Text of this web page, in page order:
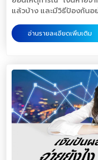
หมุนเวียน ประมาณ 1-1.5 ล้านล้านบาท นี่
ประเทศไทย ที่ต้องมีการพัฒนา ก้าวสู่ “การมี
ที่เท่าเทียม” โดยในงานเปิดตัวแพลตฟอร์มเทรดหุ้นไร้ค่า
ธรรมเนียม โดยบริษัทหลัก
ได้เชิญนักวิชาการและนัก
พัฒนาเส้นทางการลงทุน
ต้องได้รับการปลูกฝังปัญ
ของการออม และความรู้ด้านความเสี่ยงจากการลงทุน ขณะที่ฝั่ง
ภาคธุรกิจ ต้องมีผลิตภัณ
product) ทั้งผลตอบแท
ประเทศ อีกทั้ง ต้องมีผลิตภัณฑ์การออมแบบคุ้มค่ากับเงินที่จ่าย
(Value for Money) ฝั่งตัวกลาง มี 2 ประเภท คือ 1. ตัวกลาง
ประเภท transaction เน้นค่าฟีถูก หรือไม่มีค่าฟี
แล้วบ้าง และมีวิธีป้องกันอย่างไร แก๊งคอลเซ็นเ
เทคโนโลยี มาจนถึงวันนี้ที่เทคโนโลยีก้าวหน้าขึ้นอย่างมาก ยิ่งใน
ช่วงหลายเดือนที่ผ่านมา วิ
ไปด้วย แม้ว่าทุกภาคส่วนจะพยายามช่วยเหลือให้ความรู้ เพื่อรู้ทัน
กลโกงมากขึ้น แต่ในทุก ๆ วัน ยังมีผู้เสียหายจากการหลอกลวง
ของแก๊งคอลเซ็นเตอร์อยู่ตลอด และเราทุกคนจ
อย่างไร “ประชาชาติธุรกิจ” ชวนย้อนดูรูปแบบกลโกง เงินหาย
ไม่รู้ตัว พร้อมวิธีการป้องกัน ไ
ปลอม เพื่อดูดเงินจริง กลลวงมิจฉาชีพที่อาศัยการทำแอปพลิ
เคชั่นหนึ่งขึ้นมา ซึ่งอาศัยการส่งลิงก์ให้ดาวน์โหลดเท่านั้น ไม่มี
การให้ดาวน์โหลดใน App Store บนมือถือ โดยไส้ในของแอปฯ
อ่านรายละเอียดเพิ่มเติม